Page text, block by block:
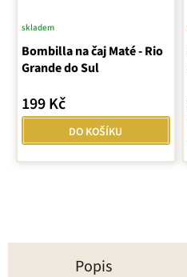
Bombilla na čaj Maté - Rio
Grande do Sul
skladem
199 Kč
DO KOŠÍKU
Popis